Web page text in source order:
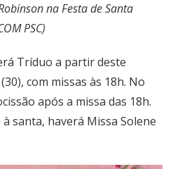
na Festa de Santa
PSC)
Tríduo a partir deste
com missas às 18h. No
após a missa das 18h.
santa, haverá Missa Solene